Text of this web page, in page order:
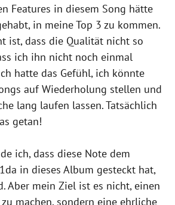
Features in diesem Song hätte
in meine Top 3 zu kommen.
ist, dass die Qualität nicht so
ich ihn nicht noch einmal
hatte das Gefühl, ich könnte
auf Wiederholung stellen und
lang laufen lassen. Tatsächlich
getan!
ich, dass diese Note dem
in dieses Album gesteckt hat,
Aber mein Ziel ist es nicht, einen
machen, sondern eine ehrliche